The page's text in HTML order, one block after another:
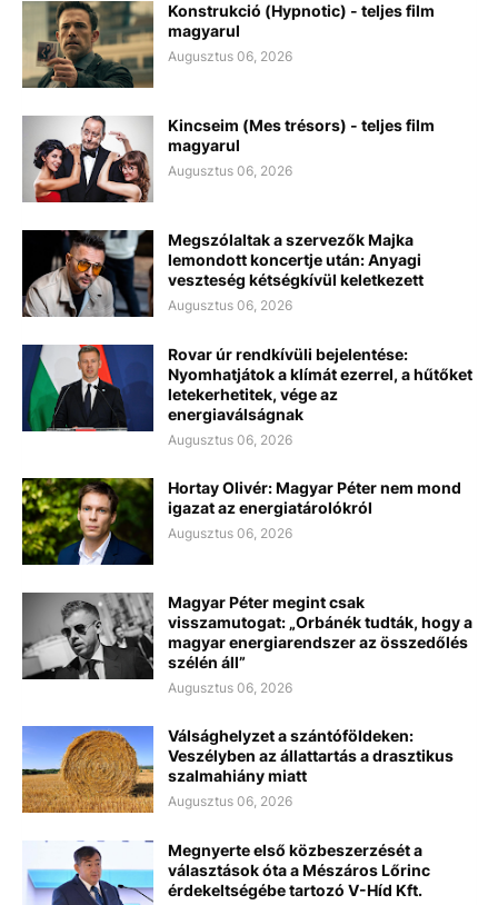
Konstrukció (Hypnotic) - teljes film
magyarul
Augusztus 06, 2026
Kincseim (Mes trésors) - teljes film
magyarul
Augusztus 06, 2026
Megszólaltak a szervezők Majka
lemondott koncertje után: Anyagi
veszteség kétségkívül keletkezett
Augusztus 06, 2026
Rovar úr rendkívüli bejelentése:
Nyomhatjátok a klímát ezerrel, a hűtőket
letekerhetitek, vége az
energiaválságnak
Augusztus 06, 2026
Hortay Olivér: Magyar Péter nem mond
igazat az energiatárolókról
Augusztus 06, 2026
Magyar Péter megint csak
visszamutogat: „Orbánék tudták, hogy a
magyar energiarendszer az összedőlés
szélén áll”
Augusztus 06, 2026
Válsághelyzet a szántóföldeken:
Veszélyben az állattartás a drasztikus
szalmahiány miatt
Augusztus 06, 2026
Megnyerte első közbeszerzését a
választások óta a Mészáros Lőrinc
érdekeltségébe tartozó V-Híd Kft.